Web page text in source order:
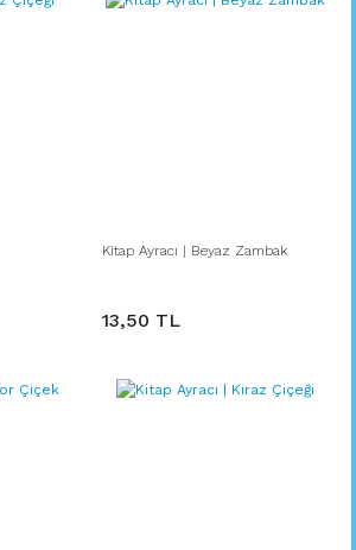
Kitap Ayracı | Beyaz Zambak
13,50 TL